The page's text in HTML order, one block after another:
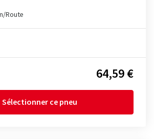
Route
64,59 €
Sélectionner ce pneu